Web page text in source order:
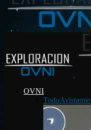
OVNI
Todo